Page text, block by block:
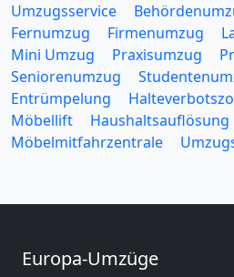
Umzugsservice
Fernumzug
Firmenumzug
Mini Umzug
Praxisumzug
Seniorenumzug
Entrümpelung
Möbellift
Haushaltsauflösung
Möbelmitfahrzentrale
Europa-Umzüge